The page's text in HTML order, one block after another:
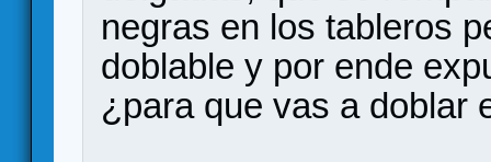
negras en los tableros
doblable y por ende
¿para que vas a doblar